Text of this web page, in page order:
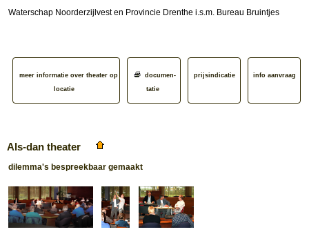
Waterschap Noorderzijlvest en Provincie Drenthe i.s.m. Bureau Bruintjes
meer informatie over theater op
locatie
documen­
tatie
prijsindicatie info aanvraag
Als-dan theater
dilemma's bespreekbaar gemaakt